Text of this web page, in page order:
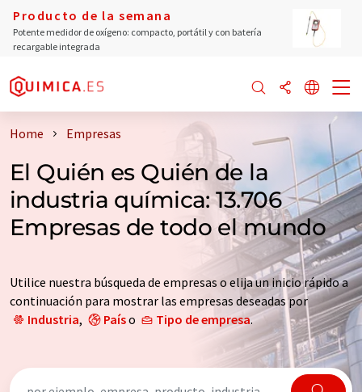
Producto de la semana
Potente medidor de oxígeno: compacto, portátil y con batería
recargable integrada
Home Empresas
El Quién es Quién de la
industria química: 13.706
Empresas de todo el mundo
Utilice nuestra búsqueda de empresas o elija un inicio rápido a
continuación para mostrar las empresas deseadas por
Industria, Paíso Tipo de empresa.